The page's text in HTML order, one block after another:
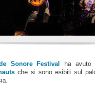
Sonore Festival ha avuto
che si sono esibiti sul